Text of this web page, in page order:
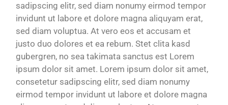
sadipscing elitr, sed diam nonumy eirmod tempor
invidunt ut labore et dolore magna aliquyam erat,
sed diam voluptua. At vero eos et accusam et
justo duo dolores et ea rebum. Stet clita kasd
gubergren, no sea takimata sanctus est Lorem
ipsum dolor sit amet. Lorem ipsum dolor sit amet,
consetetur sadipscing elitr, sed diam nonumy
eirmod tempor invidunt ut labore et dolore magna